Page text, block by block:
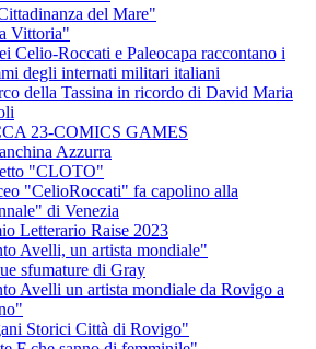
del Mare"
Vittoria"
Celio-Roccati e Paleocapa raccontano i
degli internati militari italiani
della Tassina in ricordo di David Maria
23-COMICS GAMES
Azzurra
"CLOTO"
"CelioRoccati" fa capolino alla
di Venezia
Letterario Raise 2023
Avelli, un artista mondiale"
sfumature di Gray
Avelli un artista mondiale da Rovigo a
Storici Città di Rovigo"